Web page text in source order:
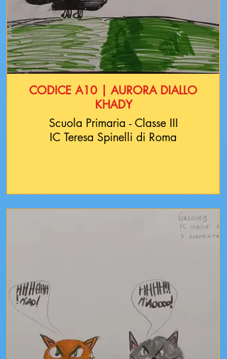
CODICE A10 | AURORA DIALLO
KHADY
Scuola Primaria - Classe III
IC Teresa Spinelli di Roma